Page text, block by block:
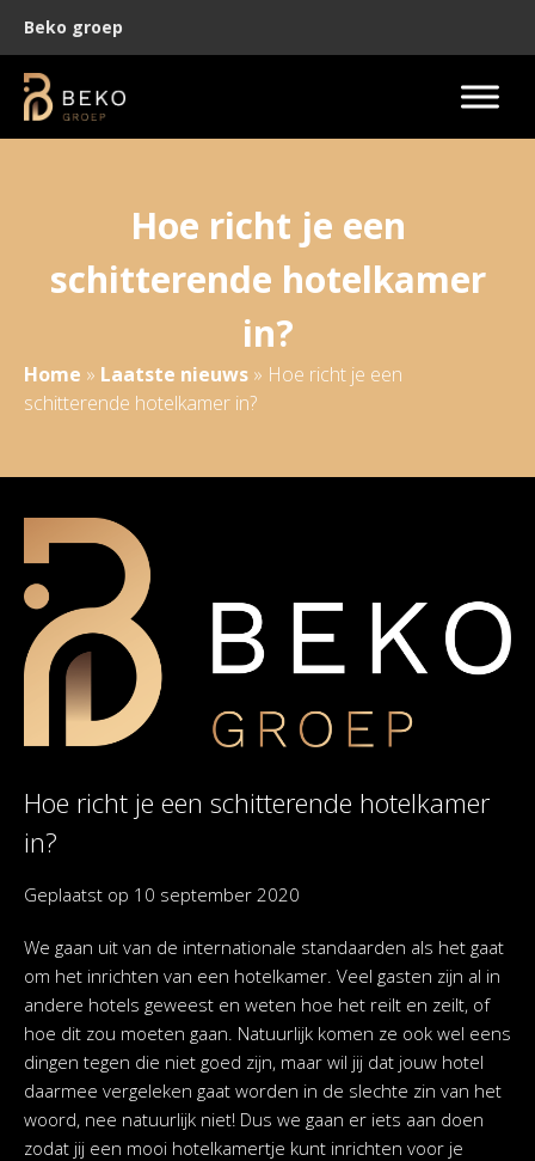
Beko groep
Hoe richt je een
schitterende hotelkamer
in?
Home » Laatste nieuws » Hoe richt je een
schitterende hotelkamer in?
Hoe richt je een schitterende hotelkamer
in?
Geplaatst op 10 september 2020
We gaan uit van de internationale standaarden als het gaat
om het inrichten van een hotelkamer. Veel gasten zijn al in
andere hotels geweest en weten hoe het reilt en zeilt, of
hoe dit zou moeten gaan. Natuurlijk komen ze ook wel eens
dingen tegen die niet goed zijn, maar wil jij dat jouw hotel
daarmee vergeleken gaat worden in de slechte zin van het
woord, nee natuurlijk niet! Dus we gaan er iets aan doen
zodat jij een mooi hotelkamertje kunt inrichten voor je